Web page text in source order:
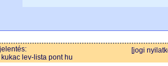
lev-lista pont hu
[jogi